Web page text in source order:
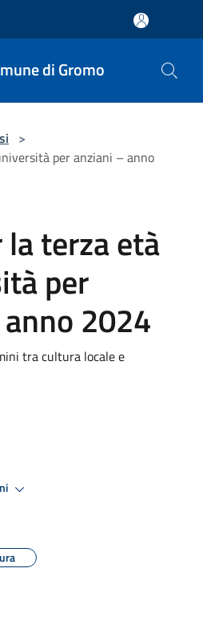
di Gromo
>
per anziani – anno
la terza età
per
2024
tra cultura locale e